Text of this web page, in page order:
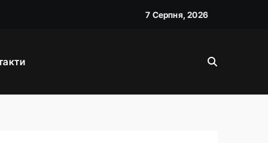
7 Серпня, 2026